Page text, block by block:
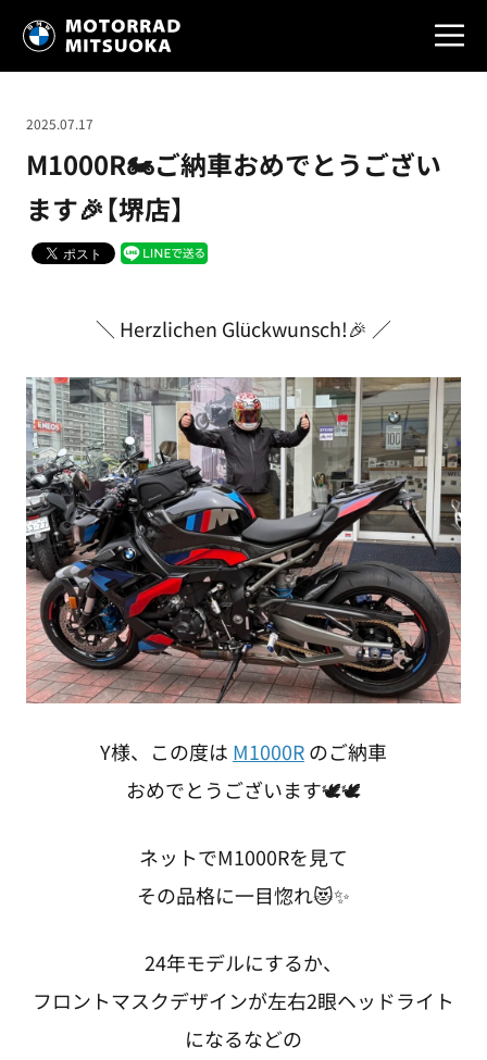
M1000R🏍️ご納車おめでとうござい
ます🎉【堺店】
2025.07.17
＼ Herzlichen Glückwunsch!🎉 ／
Y様、この度は M1000Rのご納車
おめでとうございます🕊🕊
ネットでM1000Rを見て
その品格に一目惚れ😻✨
24年モデルにするか、
フロントマスクデザインが左右2眼ヘッドライト
になるなどの